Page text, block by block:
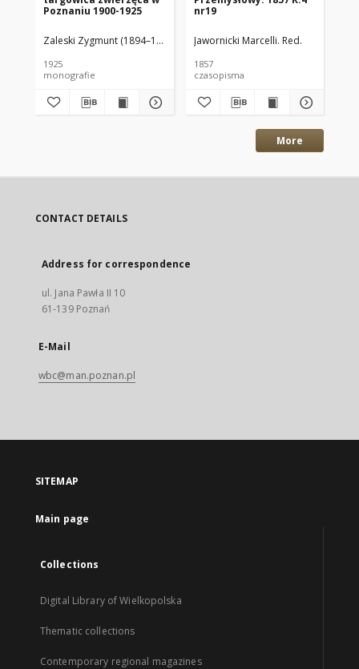
Poznaniu 1900-1925
Zaleski Zygmunt (1894–1940)
1925
monografie
nr19
Jawornicki Marcelli. Red.
1857
czasopisma
More
CONTACT DETAILS
Address for correspondence
ul. Jana Pawła II 10
61-139 Poznań
E-Mail
wbc@man.poznan.pl
SITEMAP
Main page
Collections
Digital Library of Wielkopolska
Thematic collections
Contemporary regional magazines